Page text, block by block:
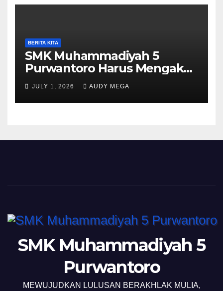
BERITA KITA
SMK Muhammadiyah 5
Purwantoro Harus Mengakui
Keunggulan Galasiswa
Slogohimo di Ajang Sinergi
Jetak (Sinje) Minisoccer 2
JULY 1, 2026 AUDY MEGA
SMK Muhammadiyah 5
Purwantoro
MEWUJUDKAN LULUSAN BERAKHLAK MULIA,